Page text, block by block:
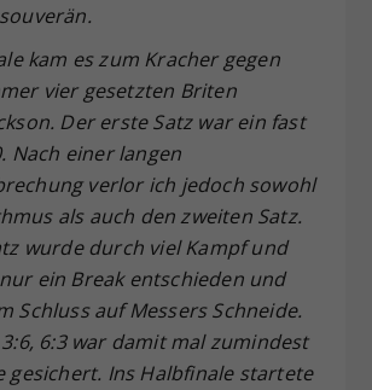
kam es zum Kracher gegen
vier gesetzten Briten
Der erste Satz war ein fast
Nach einer langen
verlor ich jedoch sowohl
als auch den zweiten Satz.
wurde durch viel Kampf und
ein Break entschieden und
Schluss auf Messers Schneide.
6:3 war damit mal zumindest
gesichert. Ins Halbfinale startete